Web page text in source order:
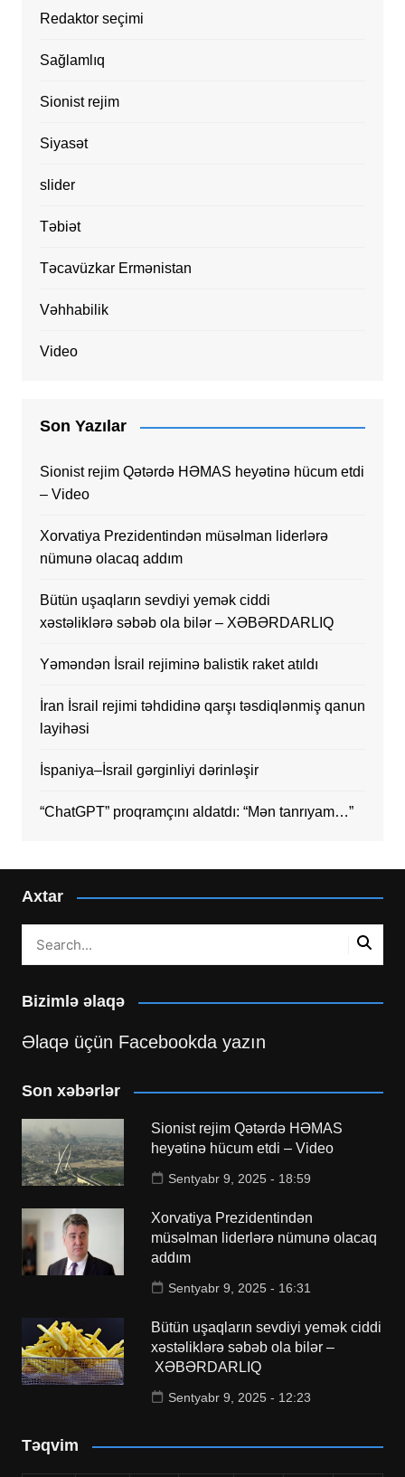
Redaktor seçimi
Sağlamlıq
Sionist rejim
Siyasət
slider
Təbiət
Təcavüzkar Ermənistan
Vəhhabilik
Video
Son Yazılar
Sionist rejim Qətərdə HƏMAS heyətinə hücum etdi
– Video
Xorvatiya Prezidentindən müsəlman liderlərə
nümunə olacaq addım
Bütün uşaqların sevdiyi yemək ciddi
xəstəliklərə səbəb ola bilər – XƏBƏRDARLIQ
Yəməndən İsrail rejiminə balistik raket atıldı
İran İsrail rejimi təhdidinə qarşı təsdiqlənmiş qanun
layihəsi
İspaniya–İsrail gərginliyi dərinləşir
“ChatGPT” proqramçını aldatdı: “Mən tanrıyam…”
Axtar
Bizimlə əlaqə
Əlaqə üçün Facebookda yazın
Son xəbərlər
Sionist rejim Qətərdə HƏMAS
heyətinə hücum etdi – Video
Sentyabr 9, 2025 - 18:59
Xorvatiya Prezidentindən
müsəlman liderlərə nümunə olacaq
addım
Sentyabr 9, 2025 - 16:31
Bütün uşaqların sevdiyi yemək ciddi
xəstəliklərə səbəb ola bilər –
XƏBƏRDARLIQ
Sentyabr 9, 2025 - 12:23
Təqvim